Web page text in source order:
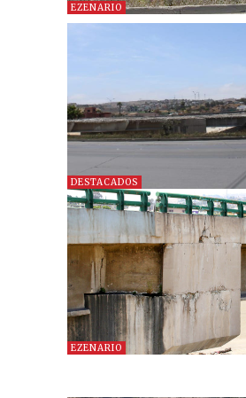
EZENARIO
DESTACADOS
EZENARIO